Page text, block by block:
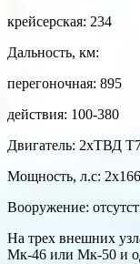
крейсерская: 234
Дальность, км:
перегоночная: 895
действия: 100-380
Двигатель: 2хТВД
Мощность, л.с:
Вооружение:
На трех внешних
Мк-46 или Мк-50 и